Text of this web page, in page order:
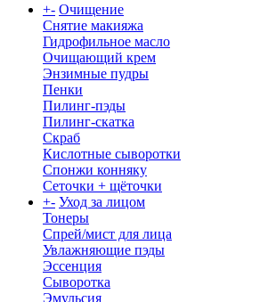
+- Очищение
Снятие макияжа
Гидрофильное масло
Очищающий крем
Энзимные пудры
Пенки
Пилинг-пэды
Пилинг-скатка
Скраб
Кислотные сыворотки
Спонжи конняку
Сеточки + щёточки
+- Уход за лицом
Тонеры
Спрей/мист для лица
Увлажняющие пэды
Эссенция
Сыворотка
Эмульсия